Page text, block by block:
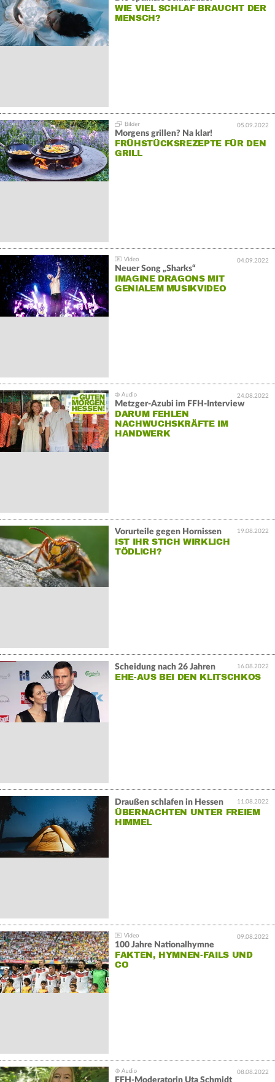
WIE VIEL SCHLAF BRAUCHT DER
MENSCH?
05.09.2022
Morgens grillen? Na klar!
FRÜHSTÜCKSREZEPTE FÜR DEN
GRILL
04.09.2022
Neuer Song „Sharks“
IMAGINE DRAGONS MIT
GENIALEM MUSIKVIDEO
24.08.2022
Metzger-Azubi im FFH-Interview
DARUM FEHLEN
NACHWUCHSKRÄFTE IM
HANDWERK
19.08.2022
Vorurteile gegen Hornissen
IST IHR STICH WIRKLICH
TÖDLICH?
16.08.2022
Scheidung nach 26 Jahren
EHE-AUS BEI DEN KLITSCHKOS
11.08.2022
Draußen schlafen in Hessen
ÜBERNACHTEN UNTER FREIEM
HIMMEL
09.08.2022
100 Jahre Nationalhymne
FAKTEN, HYMNEN-FAILS UND
CO
08.08.2022
FFH-Moderatorin Uta Schmidt